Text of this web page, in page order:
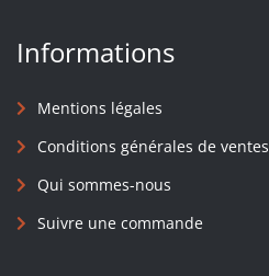
Informations
Mentions légales
Conditions générales de ventes
Qui sommes-nous
Suivre une commande